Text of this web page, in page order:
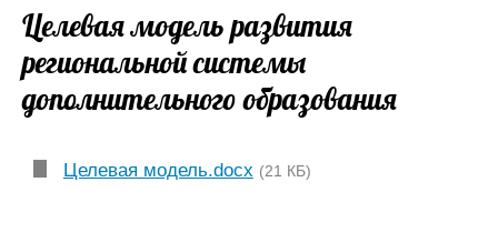
Целевая модель развития
региональной системы
дополнительного образования
Целевая модель.docx (21 КБ)